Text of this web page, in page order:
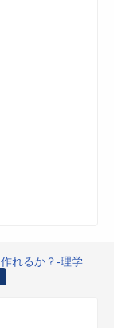
れるか？-理学